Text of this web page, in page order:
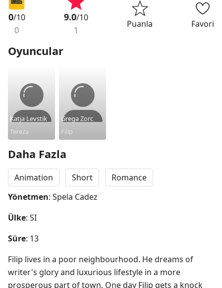
0/10
0
9.0/10
1
Puanla Favori
Oyuncular
Katja Levstik
Tereza
Grega Zorc
Filip
Daha Fazla
Animation Short
Romance
Yönetmen: Spela Cadez
Ülke: SI
Süre: 13
Filip lives in a poor neighbourhood. He dreams of
writer's glory and luxurious lifestyle in a more
prosperous part of town. One day Filip gets a knock